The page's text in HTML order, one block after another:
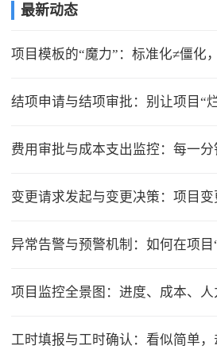
最新动态
费用审批与成本支出监控：每一
异常告警与预警机制：如何在项目